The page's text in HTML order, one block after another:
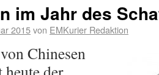
im Jahr des
2015von EMKurier Redaktion
Chinesen